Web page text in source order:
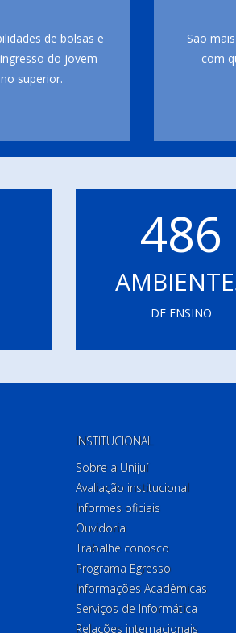
de bolsas e
do jovem
superior.
São
com
486
DE ENSINO
INSTITUCIONAL
Sobre a Unijuí
Avaliação institucional
Informes oficiais
Ouvidoria
Trabalhe conosco
Programa Egresso
Informações Acadêmicas
Serviços de Informática
Relações internacionais